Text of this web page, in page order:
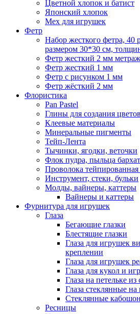
Цветной хлопок и батист
Японский хлопок
Мех для игрушек
Фетр
Набор жесткого фетра, 40
размером 30*30 см,
Фетр жесткий 2 мм
Фетр жесткий 1 мм
Фетр с рисунком 1 мм
Фетр жёсткий 2 мм
Флористика
Pan Pastel
Глины для создания цветов
Клеевые материалы
Минеральные пигменты
Тейп-Лента
Тычинки, ягодки, веточки
Флок пудра, пыльца
Проволока тейпированная
Инструмент, стеки, бульки
Молды, вайнеры, каттеры
Вайнеры и каттеры
Фурнитура для игрушек
Глаза
Бегающие глазки
Блестящие глазки
Глаза для игрушек
креплении
Глаза для игрушек
Глаза для кукол и
Глаза на петельке из
Глаза стеклянные на
Стеклянные
Ресницы